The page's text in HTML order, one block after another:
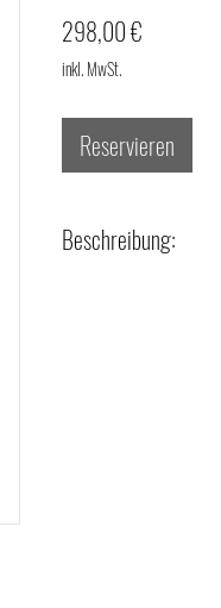
298,00 €
inkl. MwSt.
Reservieren
Beschreibung: